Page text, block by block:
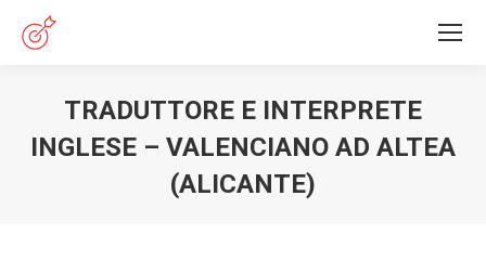
TRADUTTORE E INTERPRETE
INGLESE – VALENCIANO AD ALTEA
(ALICANTE)